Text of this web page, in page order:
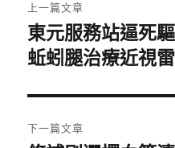
章
導
覽
上一篇文章
上
一
文
章:
東元服務站逼死
蚯蚓腿治療近視
下一篇文章